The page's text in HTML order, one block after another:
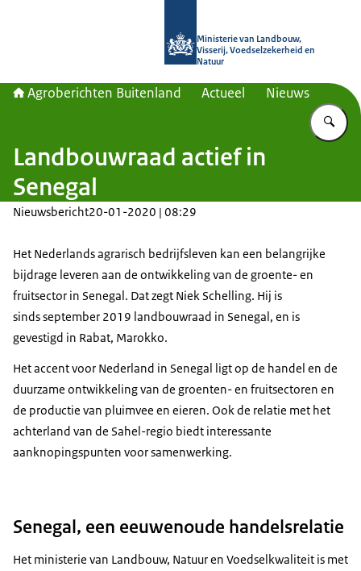
Ministerie van Landbouw,
Visserij, Voedselzekerheid en
Natuur
Agroberichten Buitenland Actueel Nieuws
Landbouwraad actief in
Senegal
Nieuwsbericht20-01-2020 | 08:29
Het Nederlands agrarisch bedrijfsleven kan een belangrijke
bijdrage leveren aan de ontwikkeling van de groente- en
fruitsector in Senegal. Dat zegt Niek Schelling. Hij is
sinds september 2019 landbouwraad in Senegal, en is
gevestigd in Rabat, Marokko.
Het accent voor Nederland in Senegal ligt op de handel en de
duurzame ontwikkeling van de groenten- en fruitsectoren en
de productie van pluimvee en eieren. Ook de relatie met het
achterland van de Sahel-regio biedt interessante
aanknopingspunten voor samenwerking.
Senegal, een eeuwenoude handelsrelatie
Het ministerie van Landbouw, Natuur en Voedselkwaliteit is met